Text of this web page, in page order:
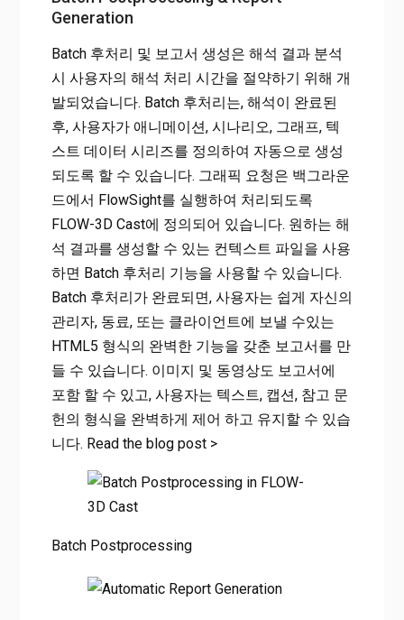
Generation
Batch 후처리 및 보고서 생성은 해석 결과 분석
시 사용자의 해석 처리 시간을 절약하기 위해 개
발되었습니다. Batch 후처리는, 해석이 완료된
후, 사용자가 애니메이션, 시나리오, 그래프, 텍
스트 데이터 시리즈를 정의하여 자동으로 생성
되도록 할 수 있습니다. 그래픽 요청은 백그라운
드에서 FlowSight를 실행하여 처리되도록
FLOW-3D Cast에 정의되어 있습니다. 원하는 해
석 결과를 생성할 수 있는 컨텍스트 파일을 사용
하면 Batch 후처리 기능을 사용할 수 있습니다.
Batch 후처리가 완료되면, 사용자는 쉽게 자신의
관리자, 동료, 또는 클라이언트에 보낼 수있는
HTML5 형식의 완벽한 기능을 갖춘 보고서를 만
들 수 있습니다. 이미지 및 동영상도 보고서에
포함 할 수 있고, 사용자는 텍스트, 캡션, 참고 문
헌의 형식을 완벽하게 제어 하고 유지할 수 있습
니다. Read the blog post >
Batch Postprocessing